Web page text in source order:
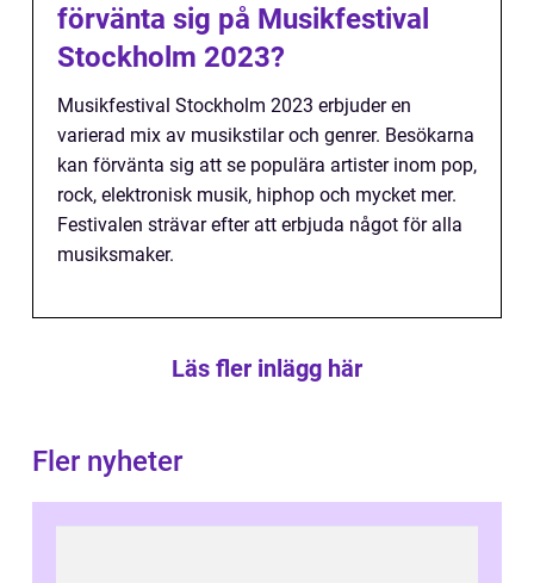
förvänta sig på Musikfestival
Stockholm 2023?
Musikfestival Stockholm 2023 erbjuder en
varierad mix av musikstilar och genrer. Besökarna
kan förvänta sig att se populära artister inom pop,
rock, elektronisk musik, hiphop och mycket mer.
Festivalen strävar efter att erbjuda något för alla
musiksmaker.
Läs fler inlägg här
Fler nyheter